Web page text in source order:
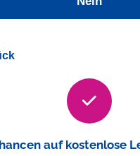
auf kostenlose